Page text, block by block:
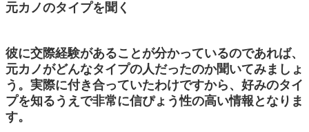
元カノのタイプを聞く
彼に交際経験があることが分かっているのであれば、
元カノがどんなタイプの人だったのか聞いてみましょ
う。実際に付き合っていたわけですから、好みのタイ
プを知るうえで非常に信ぴょう性の高い情報となりま
す。